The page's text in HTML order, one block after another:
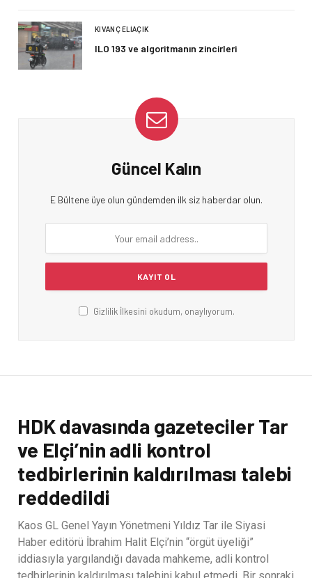
KIVANÇ ELIAÇIK
ILO 193 ve algoritmanın zincirleri
Güncel Kalın
E Bültene üye olun gündemden ilk siz haberdar olun.
Gizlilik İlkesini okudum, onaylıyorum.
HDK davasında gazeteciler Tar
ve Elçi’nin adli kontrol
tedbirlerinin kaldırılması talebi
reddedildi
Kaos GL Genel Yayın Yönetmeni Yıldız Tar ile Siyasi
Haber editörü İbrahim Halit Elçi’nin “örgüt üyeliği”
iddiasıyla yargılandığı davada mahkeme, adli kontrol